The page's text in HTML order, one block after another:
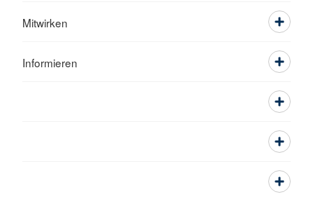
Mitwirken
Informieren